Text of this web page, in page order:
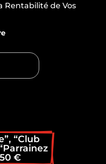
Rentabilité de Vos
“Club
€